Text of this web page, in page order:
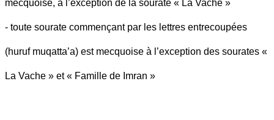
mecquoise, à l’exception de la sourate « La Vache »
- toute sourate commençant par les lettres entrecoupées
(huruf muqatta’a) est mecquoise à l’exception des sourates «
La Vache » et « Famille de Imran »